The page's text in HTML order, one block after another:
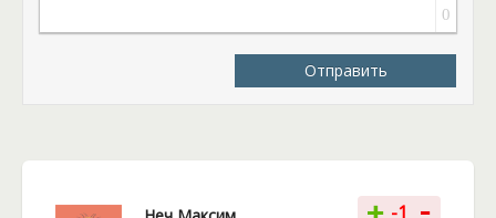
0
Отправить
-1 -